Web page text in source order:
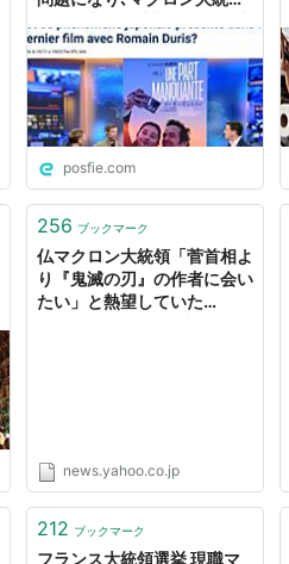
件が映画化↓テレビニュース
でも｢日本では毎年20万人の
子どもが誘拐に｣と報道され
始める
posfie.com
256 ブックマーク
仏マクロン大統領「菅首相よ
り『鬼滅の刃』の作者に会い
たい」と熱望していた
news.yahoo.co.jp
212 ブックマーク
フランス大統領選挙 現職マ